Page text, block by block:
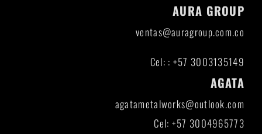
AURA GROUP
ventas@auragroup.com.co
Cel: : +57 3003135149
AGATA
agatametalworks@outlook.com
Cel: +57 3004965773